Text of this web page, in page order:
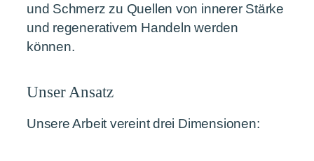
und Schmerz zu Quellen von innerer Stärke
und regenerativem Handeln werden
können.
Unser Ansatz
Unsere Arbeit vereint drei Dimensionen: